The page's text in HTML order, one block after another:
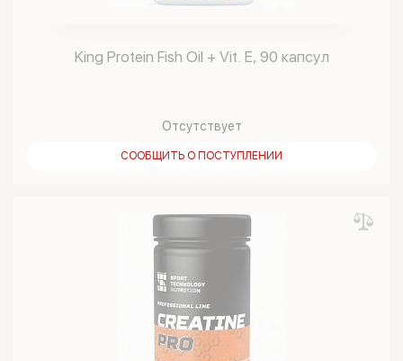
King Protein Fish Oil + Vit. E, 90 капсул
Отсутствует
СООБЩИТЬ О ПОСТУПЛЕНИИ